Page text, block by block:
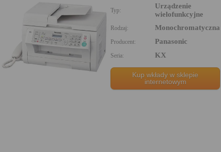
Typ:
Urządzenie
wielofunkcyjne
Rodzaj: Monochromatyczna
Producent: Panasonic
Seria: KX
Kup wkłady w sklepie
internetowym